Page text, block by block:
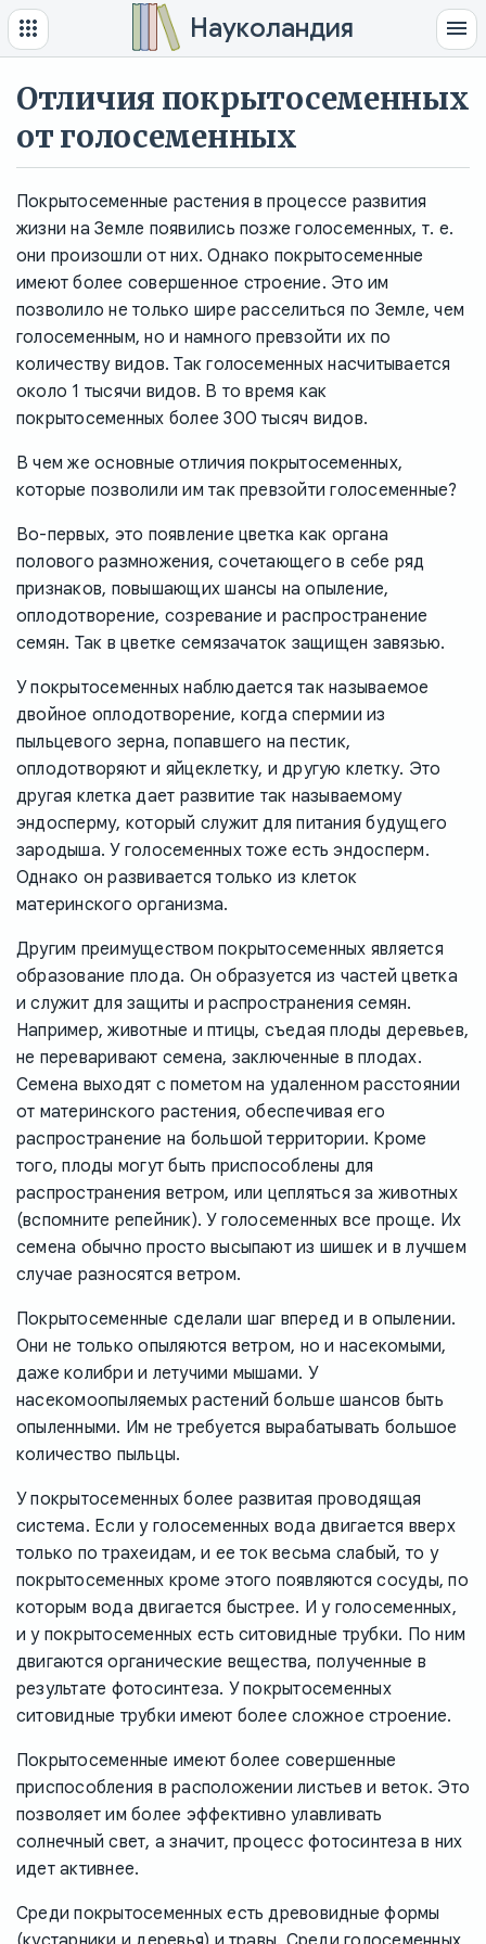
Науколандия
Отличия покрытосеменных
от голосеменных
Покрытосеменные растения в процессе развития
жизни на Земле появились позже голосеменных, т. е.
они произошли от них. Однако покрытосеменные
имеют более совершенное строение. Это им
позволило не только шире расселиться по Земле, чем
голосеменным, но и намного превзойти их по
количеству видов. Так голосеменных насчитывается
около 1 тысячи видов. В то время как
покрытосеменных более 300 тысяч видов.
В чем же основные отличия покрытосеменных,
которые позволили им так превзойти голосеменные?
Во-первых, это появление цветка как органа
полового размножения, сочетающего в себе ряд
признаков, повышающих шансы на опыление,
оплодотворение, созревание и распространение
семян. Так в цветке семязачаток защищен завязью.
У покрытосеменных наблюдается так называемое
двойное оплодотворение, когда спермии из
пыльцевого зерна, попавшего на пестик,
оплодотворяют и яйцеклетку, и другую клетку. Это
другая клетка дает развитие так называемому
эндосперму, который служит для питания будущего
зародыша. У голосеменных тоже есть эндосперм.
Однако он развивается только из клеток
материнского организма.
Другим преимуществом покрытосеменных является
образование плода. Он образуется из частей цветка
и служит для защиты и распространения семян.
Например, животные и птицы, съедая плоды деревьев,
не переваривают семена, заключенные в плодах.
Семена выходят с пометом на удаленном расстоянии
от материнского растения, обеспечивая его
распространение на большой территории. Кроме
того, плоды могут быть приспособлены для
распространения ветром, или цепляться за животных
(вспомните репейник). У голосеменных все проще. Их
семена обычно просто высыпают из шишек и в лучшем
случае разносятся ветром.
Покрытосеменные сделали шаг вперед и в опылении.
Они не только опыляются ветром, но и насекомыми,
даже колибри и летучими мышами. У
насекомоопыляемых растений больше шансов быть
опыленными. Им не требуется вырабатывать большое
количество пыльцы.
У покрытосеменных более развитая проводящая
система. Если у голосеменных вода двигается вверх
только по трахеидам, и ее ток весьма слабый, то у
покрытосеменных кроме этого появляются сосуды, по
которым вода двигается быстрее. И у голосеменных,
и у покрытосеменных есть ситовидные трубки. По ним
двигаются органические вещества, полученные в
результате фотосинтеза. У покрытосеменных
ситовидные трубки имеют более сложное строение.
Покрытосеменные имеют более совершенные
приспособления в расположении листьев и веток. Это
позволяет им более эффективно улавливать
солнечный свет, а значит, процесс фотосинтеза в них
идет активнее.
Среди покрытосеменных есть древовидные формы